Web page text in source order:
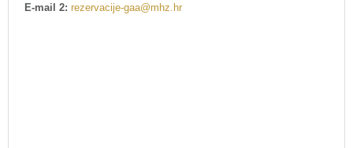
E-mail 2: rezervacije-gaa@mhz.hr